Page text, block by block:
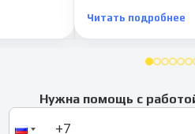
Читать подробнее
Нужна помощь с